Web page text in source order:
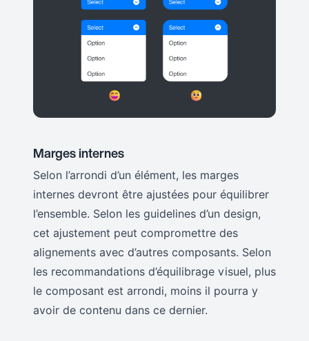
Marges internes
Selon l’arrondi d’un élément, les marges
internes devront être ajustées pour équilibrer
l’ensemble. Selon les guidelines d’un design,
cet ajustement peut compromettre des
alignements avec d’autres composants. Selon
les recommandations d’équilibrage visuel, plus
le composant est arrondi, moins il pourra y
avoir de contenu dans ce dernier.